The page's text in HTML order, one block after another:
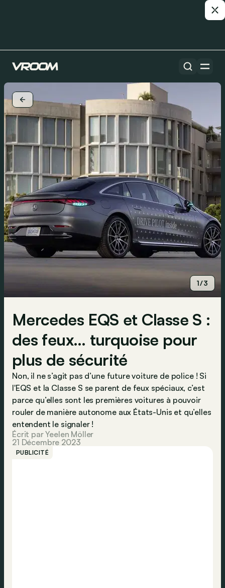
1/3
Mercedes EQS et Classe S :
des feux… turquoise pour
plus de sécurité
Non, il ne s’agit pas d’une future voiture de police ! Si
l'EQS et la Classe S se parent de feux spéciaux, c’est
parce qu’elles sont les premières voitures à pouvoir
rouler de manière autonome aux États-Unis et qu’elles
entendent le signaler !
Écrit par Yeelen Möller
21 Décembre 2023
PUBLICITÉ